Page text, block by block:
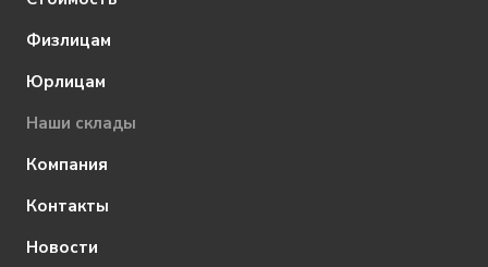
Физлицам
Юрлицам
Наши склады
Компания
Контакты
Новости